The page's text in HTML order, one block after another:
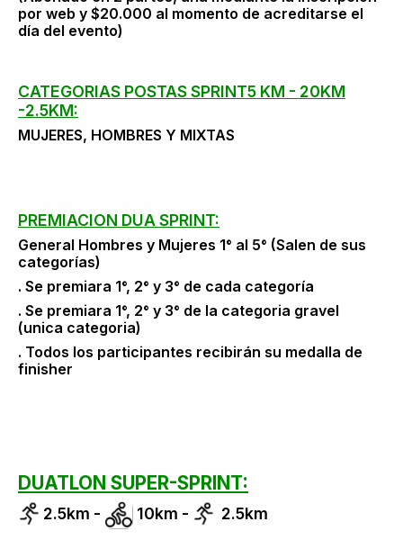
por web y $20.000 al momento de acreditarse el
día del evento)
CATEGORIAS POSTAS SPRINT5 KM - 20KM
-2.5KM:
MUJERES, HOMBRES Y MIXTAS
PREMIACION DUA SPRINT:
General Hombres y Mujeres 1° al 5° (Salen de sus
categorías)
. Se premiara 1°, 2° y 3° de cada categoría
. Se premiara 1°, 2° y 3° de la categoria gravel
(unica categoria)
. Todos los participantes recibirán su medalla de
finisher
DUATLON SUPER-SPRINT:
2.5km - 10km - 2.5km